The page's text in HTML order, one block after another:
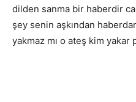
dilden sanma bir haberdir
şey senin aşkından
yakmaz mı o ateş kim yakar